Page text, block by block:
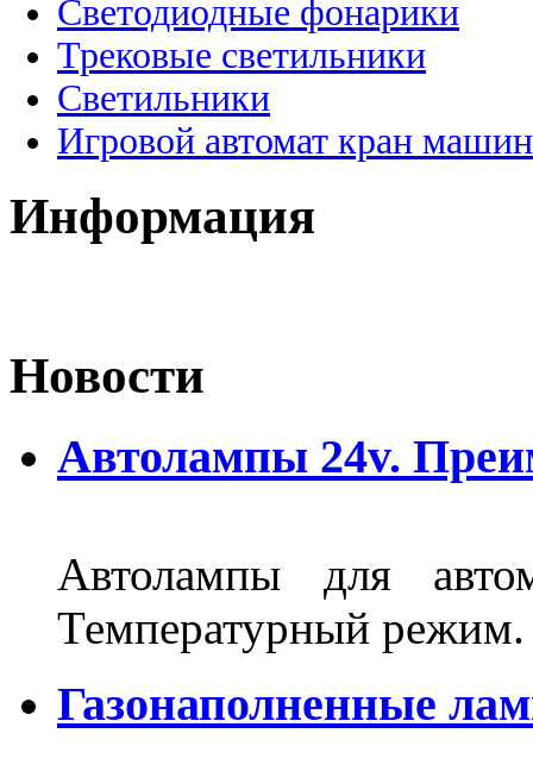
Светодиодные фонарики
Трековые светильники
Светильники
Игровой автомат кран
Информация
Новости
Автолампы 24v.
Автолампы для
Температурный
Газонаполненные